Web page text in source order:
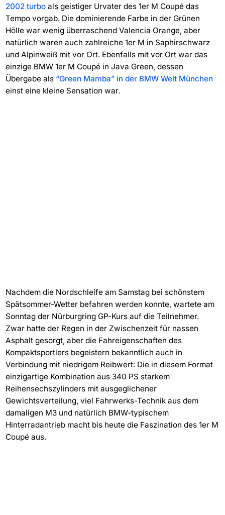
2002 turboals geistiger Urvater des 1er M Coupé das
Tempo vorgab. Die dominierende Farbe in der Grünen
Hölle war wenig überraschend Valencia Orange, aber
natürlich waren auch zahlreiche 1er M in Saphirschwarz
und Alpinweiß mit vor Ort. Ebenfalls mit vor Ort war das
einzige BMW 1er M Coupé in Java Green, dessen
Übergabe als “Green Mamba” in der BMW Welt München
einst eine kleine Sensation war.
Nachdem die Nordschleife am Samstag bei schönstem
Spätsommer-Wetter befahren werden konnte, wartete am
Sonntag der Nürburgring GP-Kurs auf die Teilnehmer.
Zwar hatte der Regen in der Zwischenzeit für nassen
Asphalt gesorgt, aber die Fahreigenschaften des
Kompaktsportlers begeistern bekanntlich auch in
Verbindung mit niedrigem Reibwert: Die in diesem Format
einzigartige Kombination aus 340 PS starkem
Reihensechszylinders mit ausgeglichener
Gewichtsverteilung, viel Fahrwerks-Technik aus dem
damaligen M3 und natürlich BMW-typischem
Hinterradantrieb macht bis heute die Faszination des 1er M
Coupé aus.